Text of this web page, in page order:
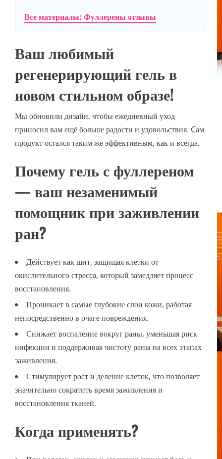
Все материалы: Фуллерены отзывы
Ваш любимый
регенерирующий гель в
новом стильном образе!
Мы обновили дизайн, чтобы ежедневный уход
приносил вам ещё больше радости и удовольствия. Cам
продукт остался таким же эффективным, как и всегда.
Почему гель с фуллереном
— ваш незаменимый
помощник при заживлении
ран?
Действует как щит, защищая клетки от
окислительного стресса, который замедляет процесс
восстановления.
Проникает в самые глубокие слои кожи, работая
непосредственно в очаге повреждения.
Снижает воспаление вокруг раны, уменьшая риск
инфекции и поддерживая чистоту раны на всех этапах
заживления.
Стимулирует рост и деление клеток, что позволяет
значительно сократить время заживления и
восстановления тканей.
Когда применять?